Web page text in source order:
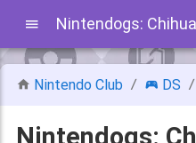
Nintendo Club DS
Nintendogs: